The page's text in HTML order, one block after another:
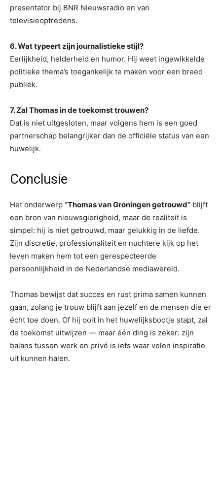
presentator bij BNR Nieuwsradio en van
televisieoptredens.
6. Wat typeert zijn journalistieke stijl?
Eerlijkheid, helderheid en humor. Hij weet ingewikkelde
politieke thema’s toegankelijk te maken voor een breed
publiek.
7. Zal Thomas in de toekomst trouwen?
Dat is niet uitgesloten, maar volgens hem is een goed
partnerschap belangrijker dan de officiële status van een
huwelijk.
Conclusie
Het onderwerp “Thomas van Groningen getrouwd” blijft
een bron van nieuwsgierigheid, maar de realiteit is
simpel: hij is niet getrouwd, maar gelukkig in de liefde.
Zijn discretie, professionaliteit en nuchtere kijk op het
leven maken hem tot een gerespecteerde
persoonlijkheid in de Nederlandse mediawereld.
Thomas bewijst dat succes en rust prima samen kunnen
gaan, zolang je trouw blijft aan jezelf en de mensen die er
écht toe doen. Of hij ooit in het huwelijksbootje stapt, zal
de toekomst uitwijzen — maar één ding is zeker: zijn
balans tussen werk en privé is iets waar velen inspiratie
uit kunnen halen.